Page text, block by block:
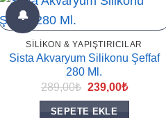
🔔
SILIKON & YAPIŞTIRICILAR
Sista Akvaryum Silikonu Şeffaf
280 Ml.
289,00₺ Orijinal
289,00₺.
239,00₺Şu
SEPETE EKLE